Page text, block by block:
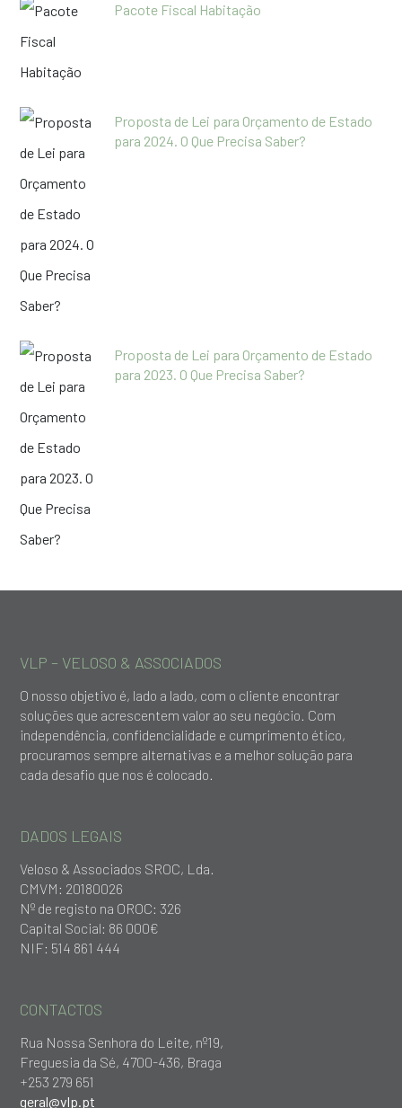
Pacote Fiscal Habitação
Proposta de Lei para Orçamento de Estado
para 2024. O Que Precisa Saber?
Proposta de Lei para Orçamento de Estado
para 2023. O Que Precisa Saber?
VLP – VELOSO & ASSOCIADOS
O nosso objetivo é, lado a lado, com o cliente encontrar
soluções que acrescentem valor ao seu negócio. Com
independência, confidencialidade e cumprimento ético,
procuramos sempre alternativas e a melhor solução para
cada desafio que nos é colocado.
DADOS LEGAIS
Veloso & Associados SROC, Lda.
CMVM: 20180026
Nº de registo na OROC: 326
Capital Social: 86 000€
NIF: 514 861 444
CONTACTOS
Rua Nossa Senhora do Leite, nº19,
Freguesia da Sé, 4700-436, Braga
+253 279 651
geral@vlp.pt